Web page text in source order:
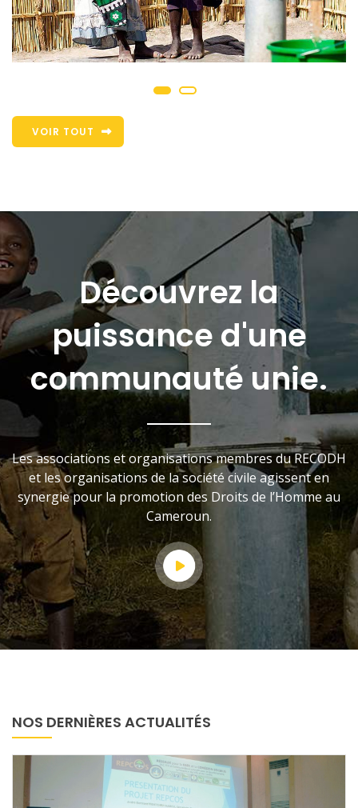
VOIR TOUT
Découvrez la
puissance d'une
communauté unie.
Les associations et organisations membres du RECODH
et les organisations de la société civile agissent en
synergie pour la promotion des Droits de l’Homme au
Cameroun.
NOS DERNIÈRES ACTUALITÉS
Actualités 6 juin 2022